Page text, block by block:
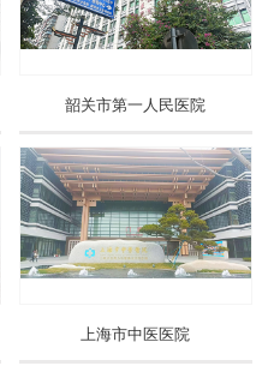
韶关市第一人民医院
上海市中医医院